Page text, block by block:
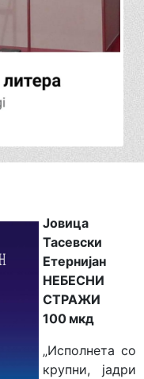
Јовица
Тасевски
Етернијан
НЕБЕСНИ
СТРАЖИ
100 мкд
„Исполнета со
крупни, јадри